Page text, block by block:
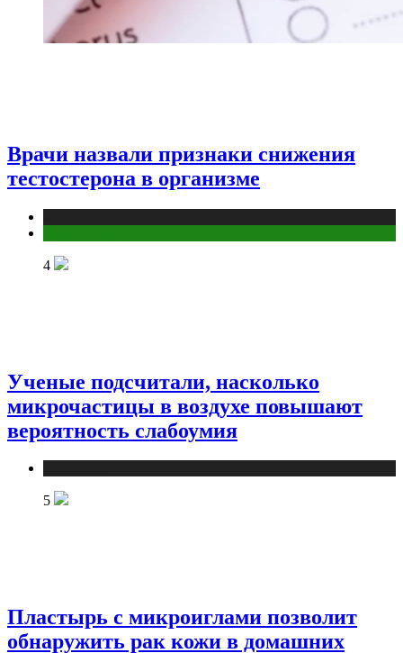
Врачи назвали признаки снижения
тестостерона в организме
4
Ученые подсчитали, насколько
микрочастицы в воздухе повышают
вероятность слабоумия
5
Пластырь с микроиглами позволит
обнаружить рак кожи в домашних